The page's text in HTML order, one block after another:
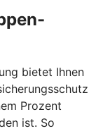
bietet Ihnen
Prozent
ist. So